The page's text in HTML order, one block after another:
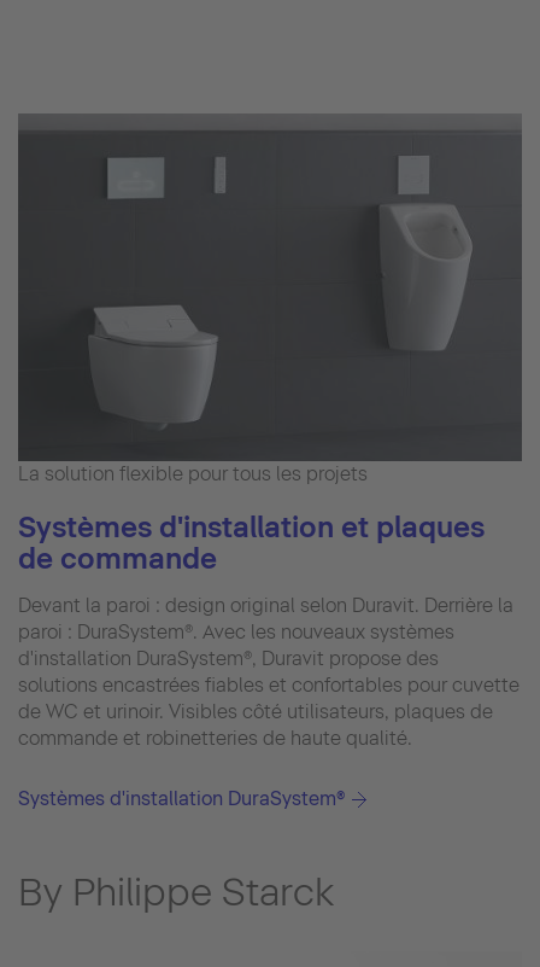
La solution flexible pour tous les projets
Systèmes d'installation et plaques
de commande
Devant la paroi : design original selon Duravit. Derrière la
paroi : DuraSystem®. Avec les nouveaux systèmes
d'installation DuraSystem®, Duravit propose des
solutions encastrées fiables et confortables pour cuvette
de WC et urinoir. Visibles côté utilisateurs, plaques de
commande et robinetteries de haute qualité.
Systèmes d'installation DuraSystem®
By Philippe Starck